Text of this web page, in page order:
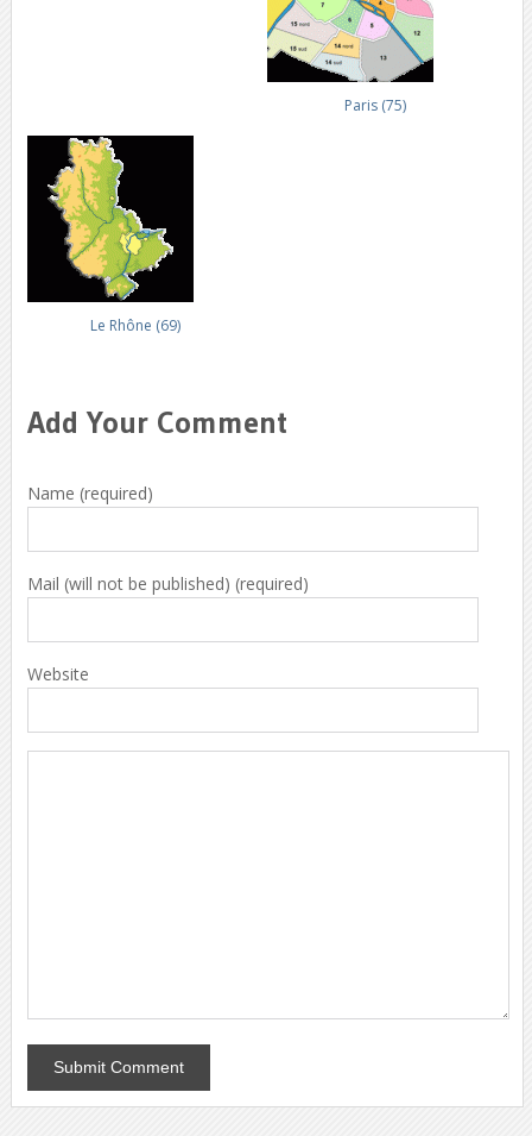
Paris (75)
Le Rhône (69)
Add Your Comment
Name (required)
Mail (will not be published) (required)
Website